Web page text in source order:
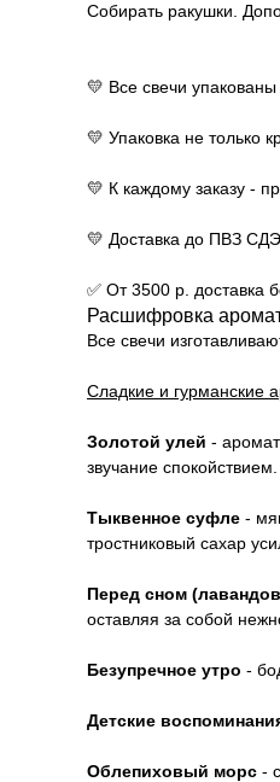
Собирать ракушки.
💛 Все свечи
💛 Упаковка не только
💛 К каждому заказу -
💛 Доставка до ПВЗ
✅ От 3500 р. доставка
Расшифровка
Все свечи
Сладкие и гурманские
Золотой улей -
звучание спокойствием.
Тыквенное суфле -
тростниковый сахар
Перед сном
оставляя за собой
Безупречное утро -
Детские
Облепиховый морс -